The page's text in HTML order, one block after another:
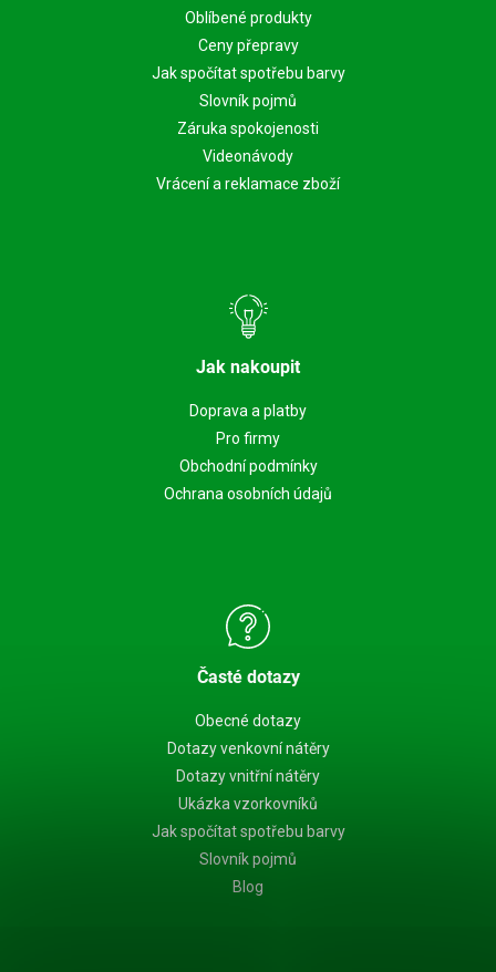
Oblíbené produkty
Ceny přepravy
Jak spočítat spotřebu barvy
Slovník pojmů
Záruka spokojenosti
Videonávody
Vrácení a reklamace zboží
Jak nakoupit
Doprava a platby
Pro firmy
Obchodní podmínky
Ochrana osobních údajů
Časté dotazy
Obecné dotazy
Dotazy venkovní nátěry
Dotazy vnitřní nátěry
Ukázka vzorkovníků
Jak spočítat spotřebu barvy
Slovník pojmů
Blog